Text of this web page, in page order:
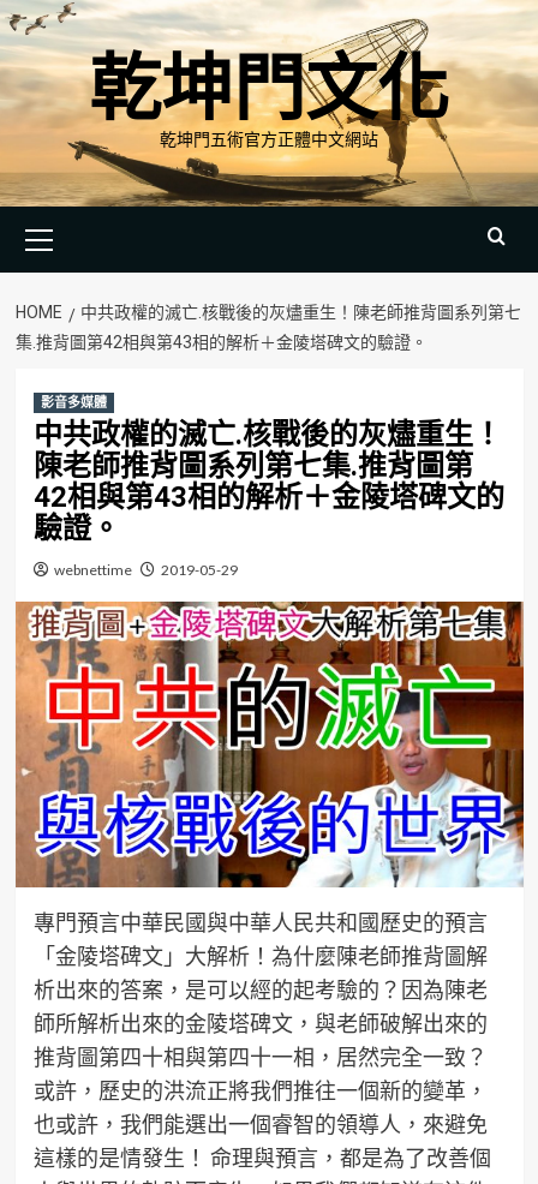
Skip
to
content
乾坤門文化
乾坤門五術官方正體中文網站
Menu
HOME
中共政權的滅亡.核戰後的灰燼重生！陳老師推背圖系列第七
集.推背圖第42相與第43相的解析＋金陵塔碑文的驗證。
影音多媒體
中共政權的滅亡.核戰後的灰燼重生！
陳老師推背圖系列第七集.推背圖第
42相與第43相的解析＋金陵塔碑文的
驗證。
webnettime 2019-05-29
專門預言中華民國與中華人民共和國歷史的預言
「金陵塔碑文」大解析！為什麼陳老師推背圖解
析出來的答案，是可以經的起考驗的？因為陳老
師所解析出來的金陵塔碑文，與老師破解出來的
推背圖第四十相與第四十一相，居然完全一致？
或許，歷史的洪流正將我們推往一個新的變革，
也或許，我們能選出一個睿智的領導人，來避免
這樣的是情發生！ 命理與預言，都是為了改善個